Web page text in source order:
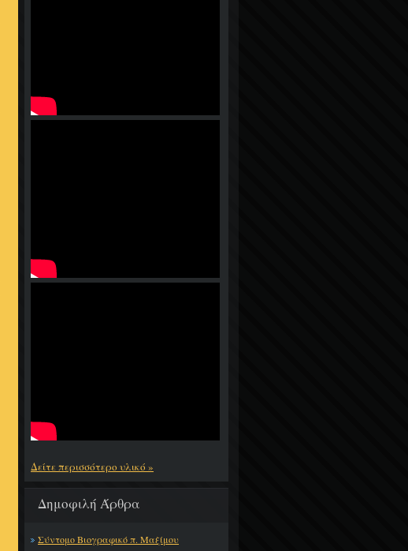
Δείτε περισσότερο υλικό »
Δημοφιλή Άρθρα
Σύντομο Βιογραφικό π. Μαξίμου